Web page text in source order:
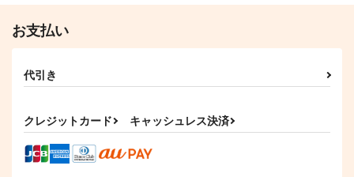
お支払い
代引き
クレジットカード キャッシュレス決済